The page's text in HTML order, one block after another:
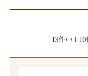
13件中 1-10